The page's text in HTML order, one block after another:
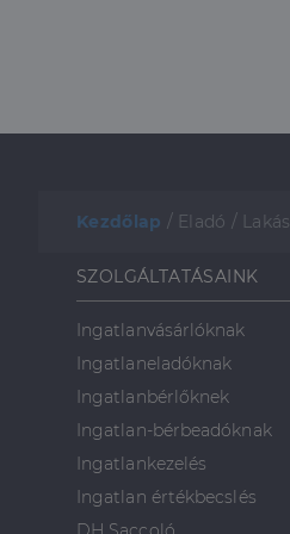
Kezdőlap / Eladó / Lakás
SZOLGÁLTATÁSAINK
Ingatlanvásárlóknak
Ingatlaneladóknak
Ingatlanbérlőknek
Ingatlan-bérbeadóknak
Ingatlankezelés
Ingatlan értékbecslés